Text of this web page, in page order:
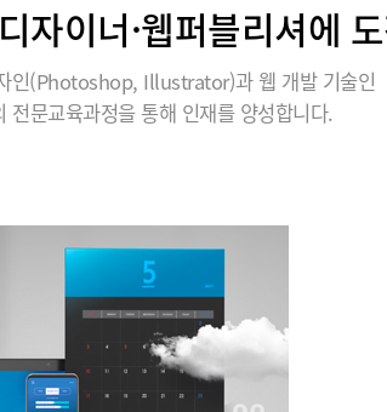
자이너·웹퍼블리셔에
인(Photoshop, Illustrator)과 웹 개발 기술인
문교육과정을 통해 인재를 양성합니다.